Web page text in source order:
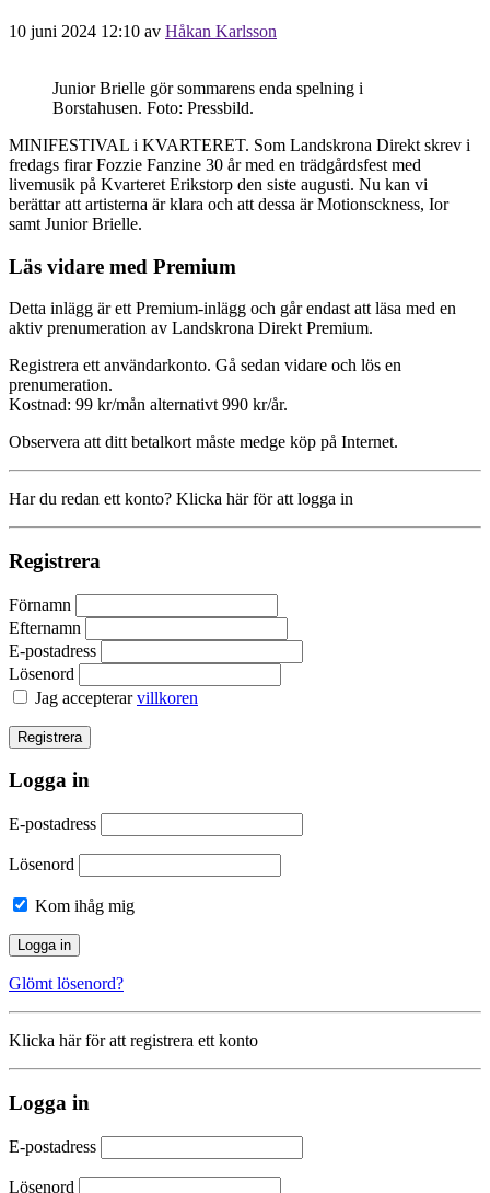
10 juni 2024 12:10 av Håkan Karlsson
Junior Brielle gör sommarens enda spelning i
Borstahusen. Foto: Pressbild.
MINIFESTIVAL i KVARTERET. Som Landskrona Direkt skrev i
fredags firar Fozzie Fanzine 30 år med en trädgårdsfest med
livemusik på Kvarteret Erikstorp den siste augusti. Nu kan vi
berättar att artisterna är klara och att dessa är Motionsckness, Ior
samt Junior Brielle.
Läs vidare med Premium
Detta inlägg är ett Premium-inlägg och går endast att läsa med en
aktiv prenumeration av Landskrona Direkt Premium.
Registrera ett användarkonto. Gå sedan vidare och lös en
prenumeration.
Kostnad: 99 kr/mån alternativt 990 kr/år.
Observera att ditt betalkort måste medge köp på Internet.
Har du redan ett konto? Klicka här för att logga in
Registrera
Förnamn
Efternamn
E-postadress
Lösenord
Jag accepterarvillkoren
Logga in
E-postadress
Lösenord
Kom ihåg mig
Glömt lösenord?
Klicka här för att registrera ett konto
Logga in
E-postadress
Lösenord